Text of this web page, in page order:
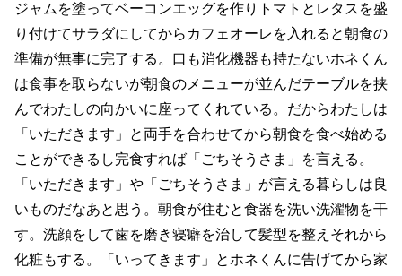
ジャムを塗ってベーコンエッグを作りトマトとレタスを盛
り付けてサラダにしてからカフェオーレを入れると朝食の
準備が無事に完了する。口も消化機器も持たないホネくん
は食事を取らないが朝食のメニューが並んだテーブルを挟
んでわたしの向かいに座ってくれている。だからわたしは
「いただきます」と両手を合わせてから朝食を食べ始める
ことができるし完食すれば「ごちそうさま」を言える。
「いただきます」や「ごちそうさま」が言える暮らしは良
いものだなあと思う。朝食が住むと食器を洗い洗濯物を干
す。洗顔をして歯を磨き寝癖を治して髪型を整えそれから
化粧もする。「いってきます」とホネくんに告げてから家